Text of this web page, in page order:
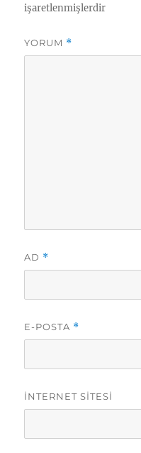
işaretlenmişlerdir
YORUM *
AD *
E-POSTA *
İNTERNET SITESI